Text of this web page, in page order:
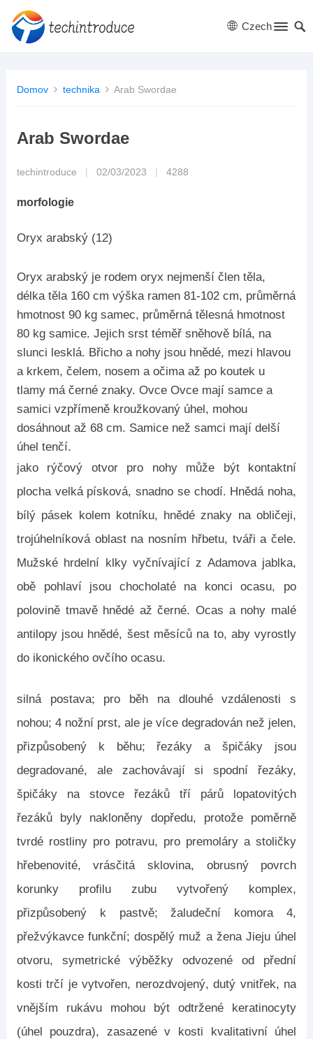
Czech
Domov technika Arab Swordae
Arab Swordae
techintroduce 02/03/2023 4288
morfologie
Oryx arabský (12)
Oryx arabský je rodem oryx nejmenší člen těla,
délka těla 160 cm výška ramen 81-102 cm, průměrná
hmotnost 90 kg samec, průměrná tělesná hmotnost
80 kg samice. Jejich srst téměř sněhově bílá, na
slunci lesklá. Břicho a nohy jsou hnědé, mezi hlavou
a krkem, čelem, nosem a očima až po koutek u
tlamy má černé znaky. Ovce Ovce mají samce a
samici vzpřímeně kroužkovaný úhel, mohou
dosáhnout až 68 cm. Samice než samci mají delší
úhel tenčí.
jako rýčový otvor pro nohy může být kontaktní
plocha velká písková, snadno se chodí. Hnědá noha,
bílý pásek kolem kotníku, hnědé znaky na obličeji,
trojúhelníková oblast na nosním hřbetu, tváři a čele.
Mužské hrdelní klky vyčnívající z Adamova jablka,
obě pohlaví jsou chocholaté na konci ocasu, po
polovině tmavě hnědé až černé. Ocas a nohy malé
antilopy jsou hnědé, šest měsíců na to, aby vyrostly
do ikonického ovčího ocasu.
silná postava; pro běh na dlouhé vzdálenosti s
nohou; 4 nožní prst, ale je více degradován než jelen,
přizpůsobený k běhu; řezáky a špičáky jsou
degradované, ale zachovávají si spodní řezáky,
špičáky na stovce řezáků tří párů lopatovitých
řezáků byly nakloněny dopředu, protože poměrně
tvrdé rostliny pro potravu, pro premoláry a stoličky
hřebenovité, vrásčitá sklovina, obrusný povrch
korunky profilu zubu vytvořený komplex,
přizpůsobený k pastvě; žaludeční komora 4,
přežvýkavce funkční; dospělý muž a žena Jieju úhel
otvoru, symetrické výběžky odvozené od přední
kosti trčí je vytvořen, nerozdvojený, dutý vnitřek, na
vnějším rukávu mohou být odtržené keratinocyty
(úhel pouzdra), zasazené v kosti kvalitativní úhel